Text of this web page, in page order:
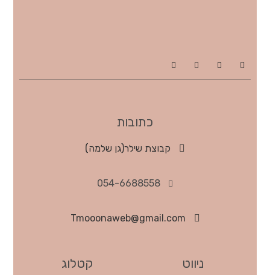
כתובות
קבוצת שילר(גן שלמה)
054-6688558
Tmooonaweb@gmail.com
ניווט קטלוג